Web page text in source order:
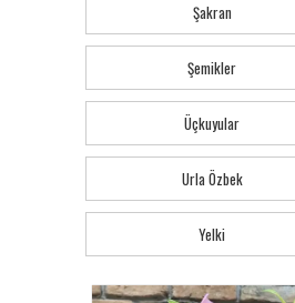
Şakran
Şemikler
Üçkuyular
Urla Özbek
Yelki